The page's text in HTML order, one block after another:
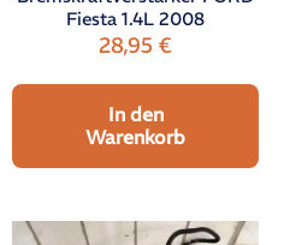
Fiesta 1.4L 2008
28,95€
In den
Warenkorb